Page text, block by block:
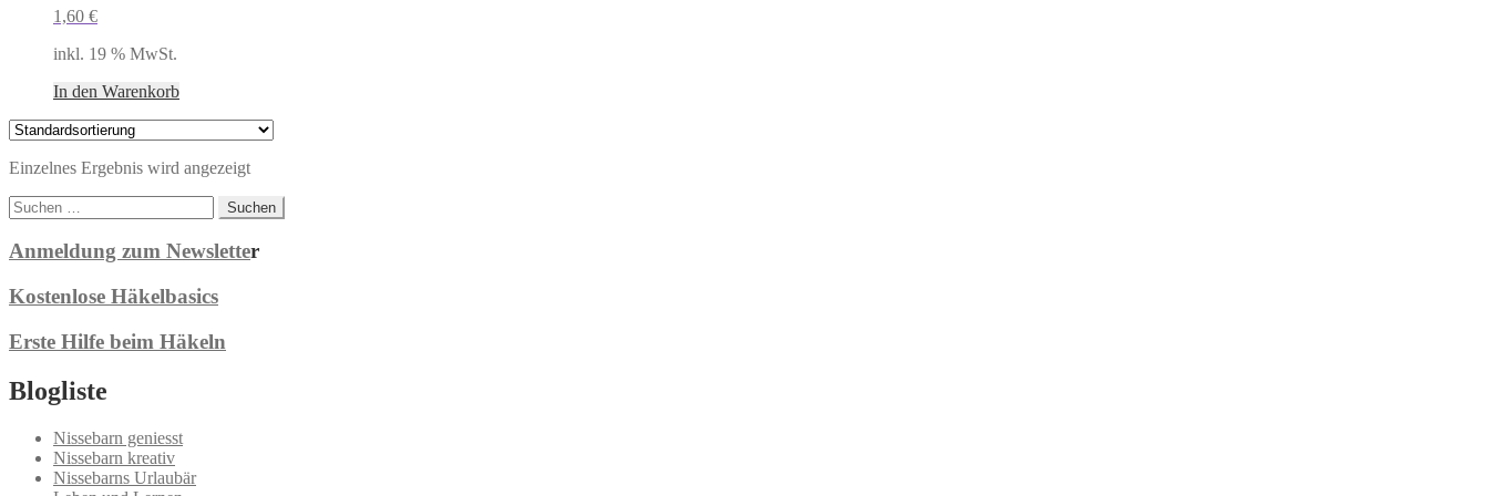
1,60 €
inkl. 19 % MwSt.
In den Warenkorb
Einzelnes Ergebnis wird angezeigt
Suchen
nach:
Anmeldung zum Newsletter
Kostenlose Häkelbasics
Erste Hilfe beim Häkeln
Blogliste
Nissebarn geniesst
Nissebarn kreativ
Nissebarns Urlaubär